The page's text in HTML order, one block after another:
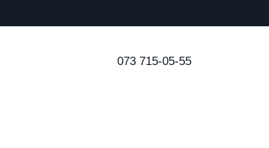
073 715-05-55